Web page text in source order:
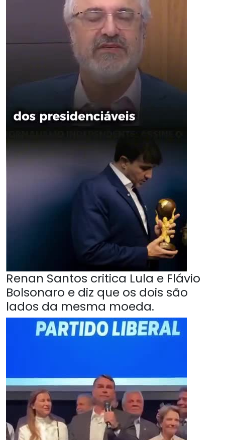
Renan Santos critica Lula e Flávio
Bolsonaro e diz que os dois são
lados da mesma moeda.